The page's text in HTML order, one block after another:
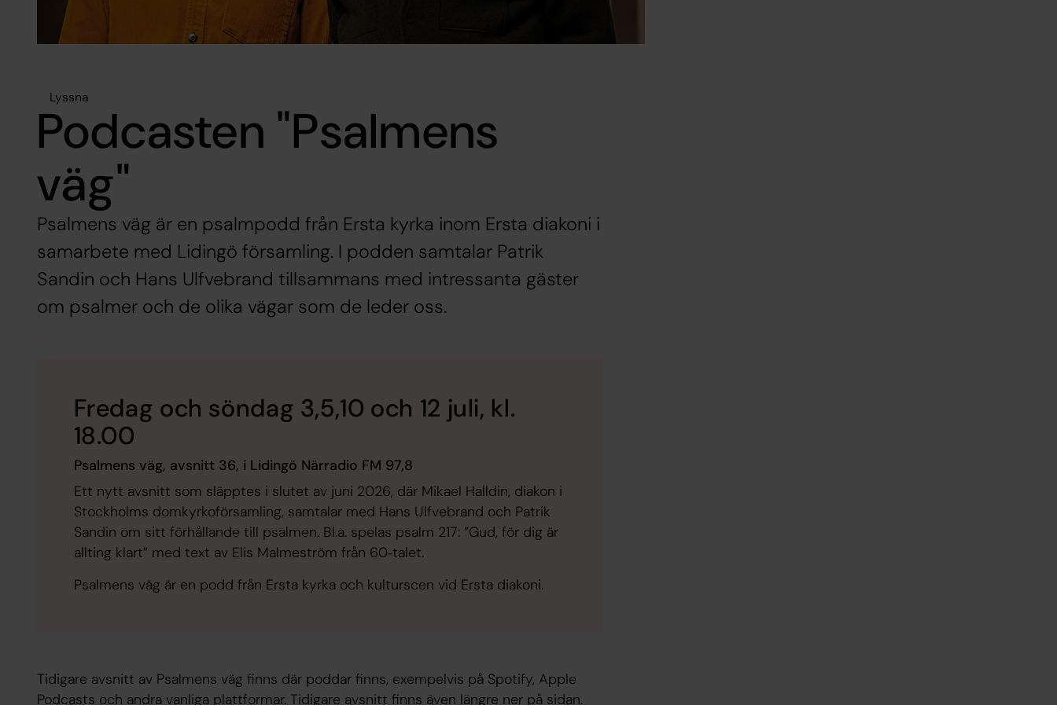
Lyssna
Podcasten "Psalmens
väg"
Psalmens väg är en psalmpodd från Ersta kyrka inom Ersta diakoni i
samarbete med Lidingö församling. I podden samtalar Patrik
Sandin och Hans Ulfvebrand tillsammans med intressanta gäster
om psalmer och de olika vägar som de leder oss.
Fredag och söndag 3,5,10 och 12 juli, kl.
18.00
Psalmens väg, avsnitt 36, i Lidingö Närradio FM 97,8
Ett nytt avsnitt som släpptes i slutet av juni 2026, där Mikael Halldin, diakon i
Stockholms domkyrkoförsamling, samtalar med Hans Ulfvebrand och Patrik
Sandin om sitt förhållande till psalmen. Bl.a. spelas psalm 217: ”Gud, för dig är
allting klart” med text av Elis Malmeström från 60‑talet.
Psalmens väg är en podd från Ersta kyrka och kulturscen vid Ersta diakoni.
Tidigare avsnitt av Psalmens väg finns där poddar finns, exempelvis på Spotify, Apple
Podcasts och andra vanliga plattformar. Tidigare avsnitt finns även längre ner på sidan.